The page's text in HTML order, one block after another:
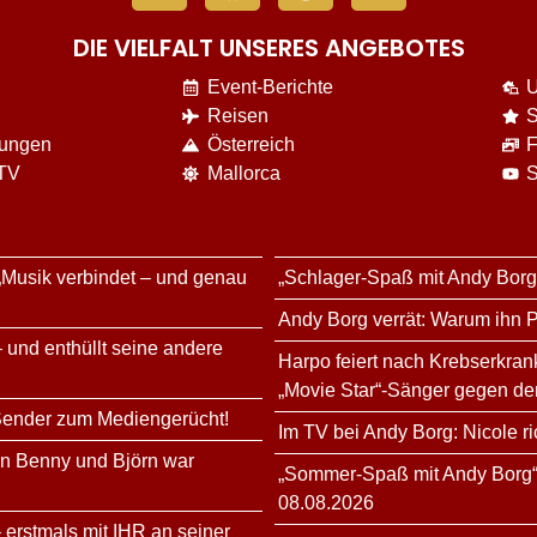
DIE VIELFALT UNSERES ANGEBOTES
Event-Berichte
Reisen
Österreich
Mallorca
verbindet – und genau
und enthüllt seine andere
zum Mediengerücht!
Benny und Björn war
mit IHR an seiner
„Schlager-Spaß mit Andy
Andy Borg verrät: Warum ihn
Harpo feiert nach
„Movie Star“-Sänger gegen
Im TV bei Andy Borg: Nicole
„Sommer-Spaß mit Andy
08.08.2026